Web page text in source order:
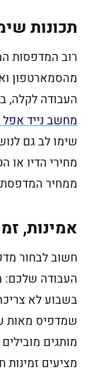
תכונות
מהסמארטפון
העבודה לקלה,
מחשב נייד
שימו לב גם
מחירי הדיו או
ממחיר
אמינות,
חשוב לבחור
העבודה
בשבוע לא
שמדפיס מאות
מציעים זמינות